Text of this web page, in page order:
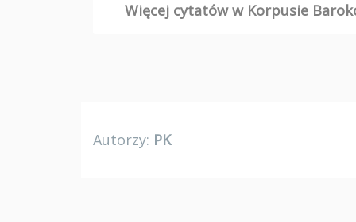
Więcej cytatów w Korpusie
Autorzy: PK